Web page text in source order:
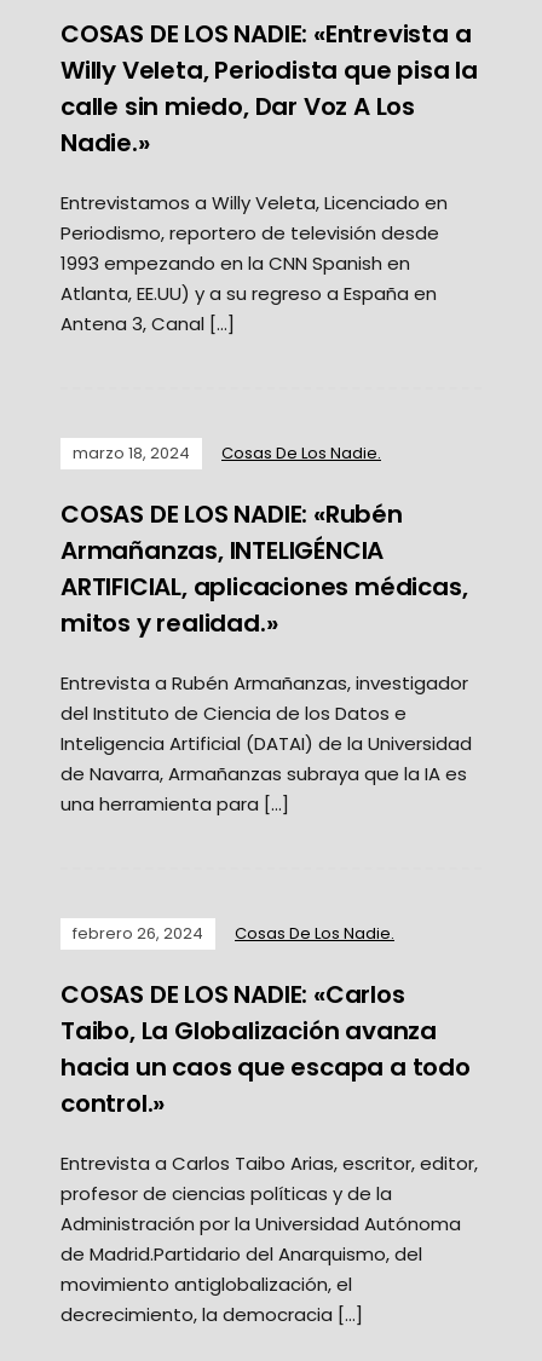
COSAS DE LOS NADIE: «Entrevista a
Willy Veleta, Periodista que pisa la
calle sin miedo, Dar Voz A Los
Nadie.»
Entrevistamos a Willy Veleta, Licenciado en
Periodismo, reportero de televisión desde
1993 empezando en la CNN Spanish en
Atlanta, EE.UU) y a su regreso a España en
Antena 3, Canal […]
marzo 18, 2024 Cosas De Los Nadie.
COSAS DE LOS NADIE: «Rubén
Armañanzas, INTELIGÉNCIA
ARTIFICIAL, aplicaciones médicas,
mitos y realidad.»
Entrevista a Rubén Armañanzas, investigador
del Instituto de Ciencia de los Datos e
Inteligencia Artificial (DATAI) de la Universidad
de Navarra, Armañanzas subraya que la IA es
una herramienta para […]
febrero 26, 2024 Cosas De Los Nadie.
COSAS DE LOS NADIE: «Carlos
Taibo, La Globalización avanza
hacia un caos que escapa a todo
control.»
Entrevista a Carlos Taibo Arias, escritor, editor,
profesor de ciencias políticas y de la
Administración por la Universidad Autónoma
de Madrid.Partidario del Anarquismo, del
movimiento antiglobalización, el
decrecimiento, la democracia […]